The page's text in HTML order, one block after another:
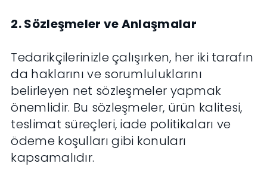
2. Sözleşmeler ve Anlaşmalar
Tedarikçilerinizle çalışırken, her iki tarafın
da haklarını ve sorumluluklarını
belirleyen net sözleşmeler yapmak
önemlidir. Bu sözleşmeler, ürün kalitesi,
teslimat süreçleri, iade politikaları ve
ödeme koşulları gibi konuları
kapsamalıdır.